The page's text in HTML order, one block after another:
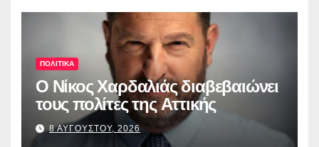
ΠΟΛΙΤΙΚΑ
O Νίκος Χαρδαλιάς διαβεβαιώνει
τους πολίτες της Αττικής
8 ΑΥΓΟΥΣΤΟΥ, 2026